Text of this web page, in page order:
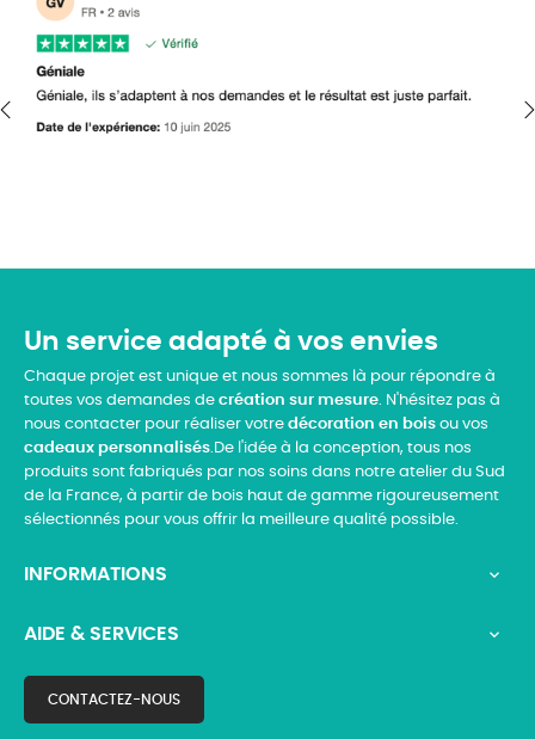
Un service adapté à vos envies
Chaque projet est unique et nous sommes là pour répondre à
toutes vos demandes de création sur mesure. N'hésitez pas à
nous contacter pour réaliser votre décoration en bois ou vos
cadeaux personnalisés.De l'idée à la conception, tous nos
produits sont fabriqués par nos soins dans notre atelier du Sud
de la France, à partir de bois haut de gamme rigoureusement
sélectionnés pour vous offrir la meilleure qualité possible.
INFORMATIONS 
AIDE & SERVICES 
CONTACTEZ-NOUS